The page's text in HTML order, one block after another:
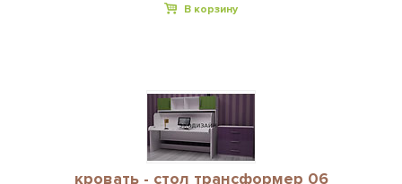
В корзину
кровать - стол трансформер 06